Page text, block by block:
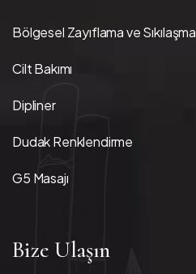
Bölgesel Zayıflama ve Sıkılaşma
Cilt Bakımı
Dipliner
Dudak Renklendirme
G5 Masajı
Bize Ulaşın